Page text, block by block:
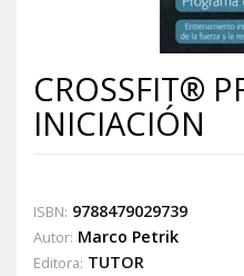
CROSSFIT®
INICIACIÓN
ISBN: 9788479029739
Autor: Marco Petrik
Editora: TUTOR